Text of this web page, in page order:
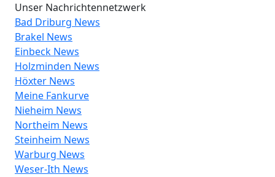
Unser Nachrichtennetzwerk
Bad Driburg News
Brakel News
Einbeck News
Holzminden News
Höxter News
Meine Fankurve
Nieheim News
Northeim News
Steinheim News
Warburg News
Weser-Ith News